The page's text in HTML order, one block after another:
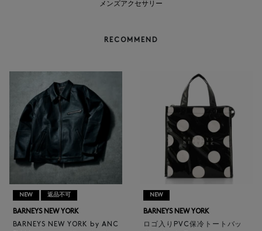
メンズアクセサリー
RECOMMEND
NEW 返品不可
BARNEYS NEW YORK
BARNEYS NEW YORK by ANC
NEW
BARNEYS NEW YORK
ロゴ入りPVC保冷トートバッ